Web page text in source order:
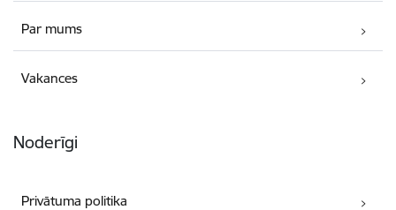
Par mums
Vakances
Noderīgi
Privātuma politika